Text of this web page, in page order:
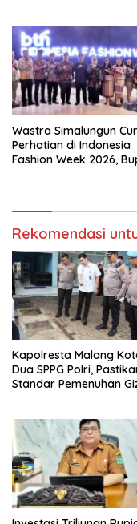
Wastra Simalungun
Perhatian di Indonesia
Fashion Week 2026,
Rekomendasi
Kapolresta Malang
Dua SPPG Polri,
Standar Pemenuhan